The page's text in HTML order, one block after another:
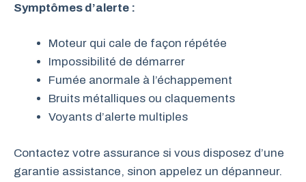
Symptômes d’alerte :
Moteur qui cale de façon répétée
Impossibilité de démarrer
Fumée anormale à l’échappement
Bruits métalliques ou claquements
Voyants d’alerte multiples
Contactez votre assurance si vous disposez d’une
garantie assistance, sinon appelez un dépanneur.